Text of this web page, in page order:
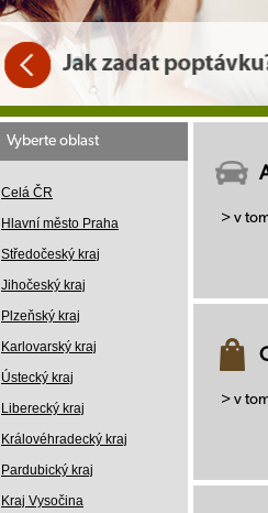
Vyberte oblast
Celá ČR
Hlavní město Praha
Středočeský kraj
Jihočeský kraj
Plzeňský kraj
Karlovarský kraj
Ústecký kraj
Liberecký kraj
Královéhradecký kraj
Pardubický kraj
Kraj Vysočina
> v
> v